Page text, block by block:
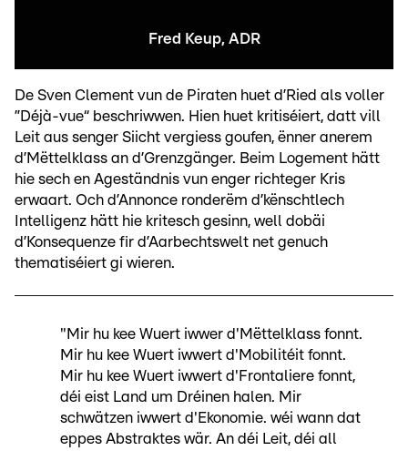
Fred Keup, ADR
De Sven Clement vun de Piraten huet d’Ried als voller
”Déjà-vue“ beschriwwen. Hien huet kritiséiert, datt vill
Leit aus senger Siicht vergiess goufen, ënner anerem
d’Mëttelklass an d’Grenzgänger. Beim Logement hätt
hie sech en Ageständnis vun enger richteger Kris
erwaart. Och d’Annonce ronderëm d’kënschtlech
Intelligenz hätt hie kritesch gesinn, well dobäi
d’Konsequenze fir d’Aarbechtswelt net genuch
thematiséiert gi wieren.
"Mir hu kee Wuert iwwer d'Mëttelklass fonnt.
Mir hu kee Wuert iwwert d'Mobilitéit fonnt.
Mir hu kee Wuert iwwert d'Frontaliere fonnt,
déi eist Land um Dréinen halen. Mir
schwätzen iwwert d'Ekonomie. wéi wann dat
eppes Abstraktes wär. An déi Leit, déi all